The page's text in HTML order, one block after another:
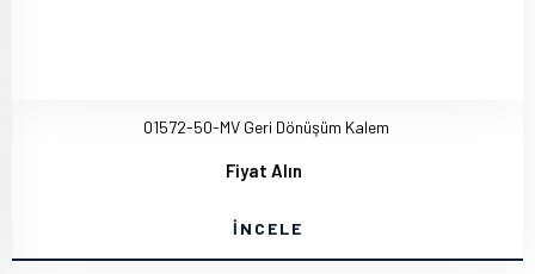
01572-50-MV Geri Dönüşüm Kalem
Fiyat Alın
İNCELE